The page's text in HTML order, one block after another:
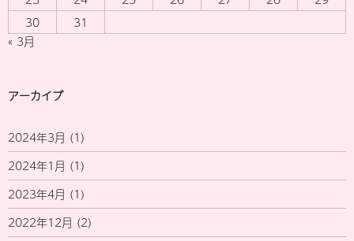
30
31
« 3月
アーカイブ
2024年3月 (1)
2024年1月 (1)
2023年4月 (1)
2022年12月 (2)